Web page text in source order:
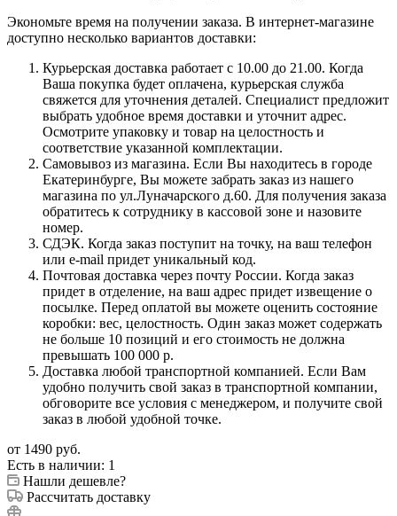
Экономьте время на получении заказа. В интернет-магазине
доступно несколько вариантов доставки:
Курьерская доставка работает с 10.00 до 21.00. Когда
Ваша покупка будет оплачена, курьерская служба
свяжется для уточнения деталей. Специалист предложит
выбрать удобное время доставки и уточнит адрес.
Осмотрите упаковку и товар на целостность и
соответствие указанной комплектации.
Самовывоз из магазина. Если Вы находитесь в городе
Екатеринбурге, Вы можете забрать заказ из нашего
магазина по ул.Луначарского д.60. Для получения заказа
обратитесь к сотруднику в кассовой зоне и назовите
номер.
СДЭК. Когда заказ поступит на точку, на ваш телефон
или e-mail придет уникальный код.
Почтовая доставка через почту России. Когда заказ
придет в отделение, на ваш адрес придет извещение о
посылке. Перед оплатой вы можете оценить состояние
коробки: вес, целостность. Один заказ может содержать
не больше 10 позиций и его стоимость не должна
превышать 100 000 р.
Доставка любой транспортной компанией. Если Вам
удобно получить свой заказ в транспортной компании,
обговорите все условия с менеджером, и получите свой
заказ в любой удобной точке.
от 1490 руб.
Есть в наличии: 1
Нашли дешевле?
Рассчитать доставку